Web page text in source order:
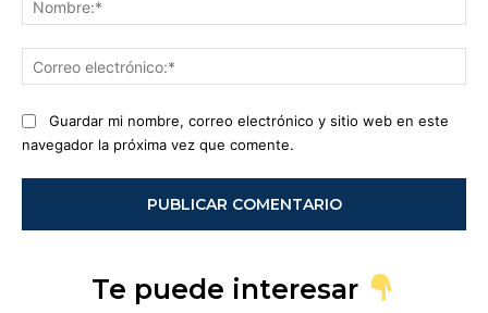
Guardar mi nombre, correo electrónico y sitio web en este
navegador la próxima vez que comente.
Te puede interesar